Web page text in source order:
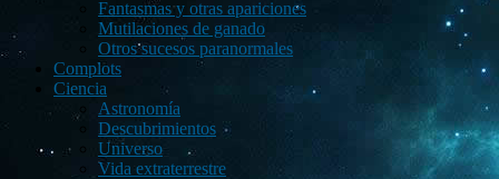
Fantasmas y otras apariciones
Mutilaciones de ganado
Otros sucesos paranormales
Complots
Ciencia
Astronomía
Descubrimientos
Universo
Vida extraterrestre